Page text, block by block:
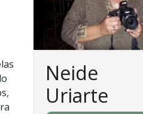
Neide
Uriarte